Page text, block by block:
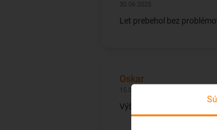
30.06.2025
Let prebehol bez
Oskar
15.06.2024
Výborný pomer cena/